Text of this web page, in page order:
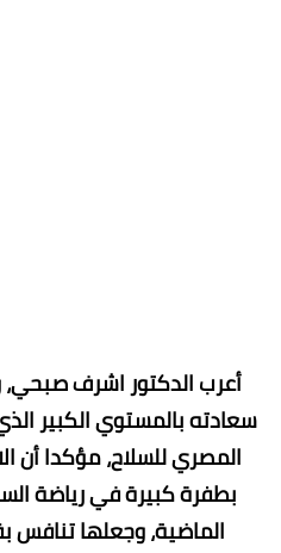
أعرب الدكتور اشرف صبحي،
سعادته بالمستوي الكبير
المصري للسلاح، مؤكدا أن
بطفرة كبيرة في رياضة
الماضية، وجعلها